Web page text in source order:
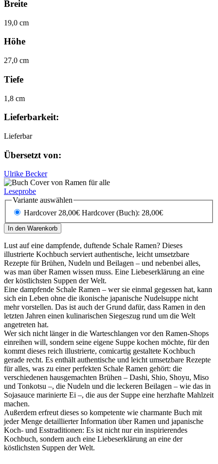
Breite
19,0 cm
Höhe
27,0 cm
Tiefe
1,8 cm
Lieferbarkeit:
Lieferbar
Übersetzt von:
Ulrike Becker
Leseprobe
Variante auswählen
Hardcover 28,00€
Hardcover (Buch): 28,00€
In den Warenkorb
Lust auf eine dampfende, duftende Schale Ramen? Dieses
illustrierte Kochbuch serviert authentische, leicht umsetzbare
Rezepte für Brühen, Nudeln und Beilagen – und nebenbei alles,
was man über Ramen­ wissen muss. Eine Liebeserklärung an eine
der köstlichsten Suppen der Welt.
Eine dampfende Schale Ramen – wer sie einmal gegessen hat, kann
sich ein Leben ohne die ikonische japanische Nudelsuppe nicht
mehr vorstellen. Das ist auch der Grund dafür, dass Ramen in den
letzten Jahren einen kulinarischen Siegeszug rund um die Welt
angetreten hat.
Wer sich nicht länger in die Warteschlangen vor den Ramen-Shops
einreihen will, sondern seine eigene Suppe kochen möchte, für den
kommt dieses reich illustrierte, comicartig gestaltete Kochbuch
gerade recht. Es enthält authentische und leicht umsetzbare Rezepte
für alles, was zu einer perfekten Schale Ramen gehört: die
verschiedenen hausgemachten Brühen – Dashi, Shio, Shoyu, Miso
und Tonkotsu –, die Nudeln und die leckeren Beilagen – wie das in
Sojasauce marinierte Ei –, die aus der Suppe eine herzhafte Mahlzeit
machen.
Außerdem erfreut dieses so kompetente wie charmante Buch mit
jeder Menge detaillierter Information über Ramen und japanische
Koch- und Esstraditionen: Es ist nicht nur ein inspirierendes
Kochbuch, sondern auch eine Liebeserklärung an eine der
köstlichsten Suppen der Welt.